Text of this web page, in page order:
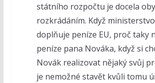
státního rozpočtu je docela
rozkrádáním. Když
doplňuje peníze EU, proč taky
peníze pana Nováka, když si
Novák realizovat nějaký svůj
je nemožné stavět kvůli tomu